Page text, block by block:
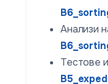
Анализи
Тестове